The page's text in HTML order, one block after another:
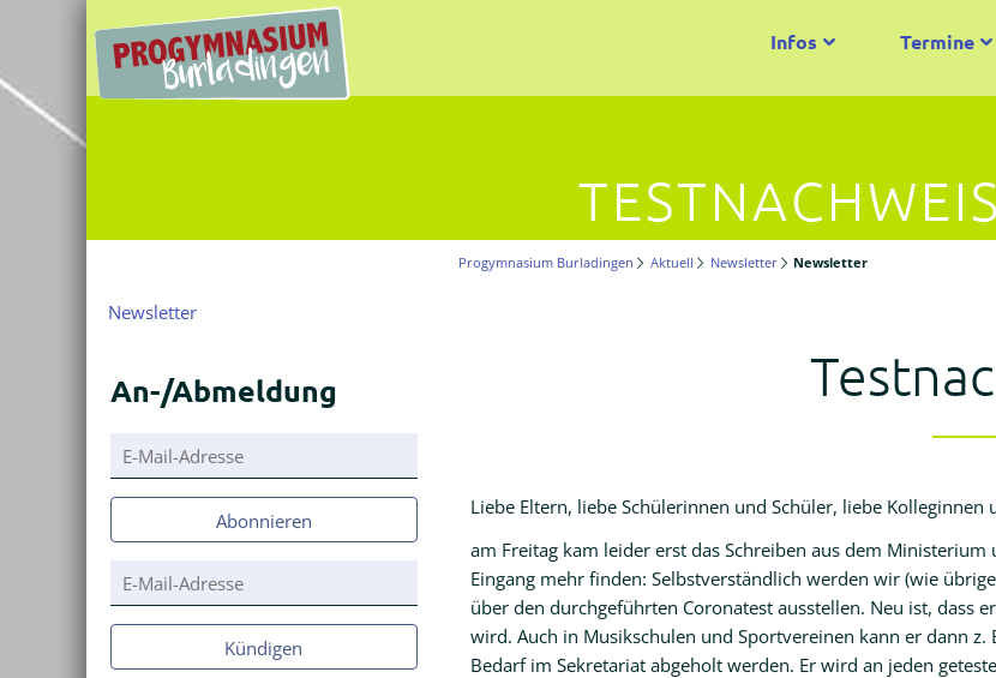
Infos Termine
Progymnasium Burladingen Aktuell Newsletter Newsletter
Liebe Eltern, liebe Schülerinnen und Schüler, liebe Kolleginnen
am Freitag kam leider erst das Schreiben aus dem
Eingang mehr finden: Selbstverständlich werden wir (wie
über den durchgeführten Coronatest ausstellen. Neu ist,
wird. Auch in Musikschulen und Sportvereinen kann er dann
Bedarf im Sekretariat abgeholt werden. Er wird an jeden
Navigation
Newsletter
An-/Abmeldung
E-
Mail-
Adresse
Abonnieren
E-
Mail-
Adresse
Kündigen